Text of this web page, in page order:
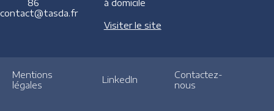
86
contact@tasda.fr
à domicile
Visiter le site
Mentions
légales
LinkedIn
Contactez-
nous